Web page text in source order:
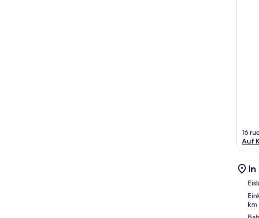
16
Auf
km